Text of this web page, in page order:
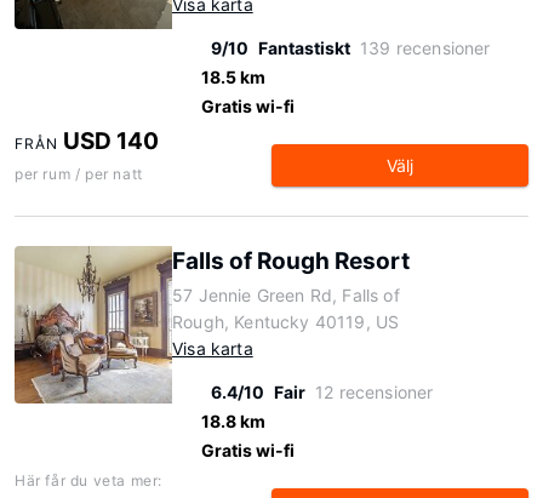
Visa karta
9/10 Fantastiskt 139 recensioner
18.5 km
Gratis wi-fi
FRÅN USD 140
per rum / per natt Välj
Falls of Rough Resort
57 Jennie Green Rd, Falls of
Rough, Kentucky 40119, US
Visa karta
6.4/10 Fair 12 recensioner
18.8 km
Gratis wi-fi
Här får du veta mer: